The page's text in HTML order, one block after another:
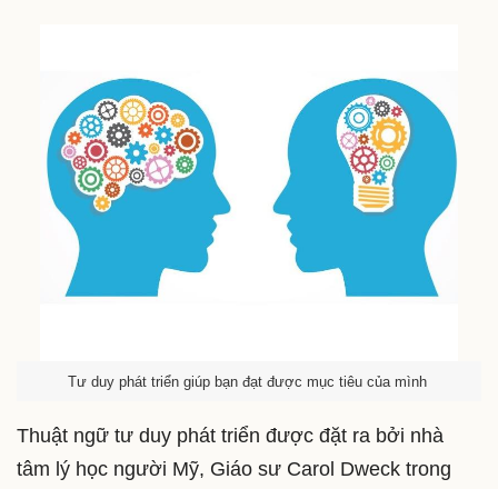
Tư duy phát triển giúp bạn đạt được mục tiêu của mình
Thuật ngữ tư duy phát triển được đặt ra bởi nhà
tâm lý học người Mỹ, Giáo sư Carol Dweck trong